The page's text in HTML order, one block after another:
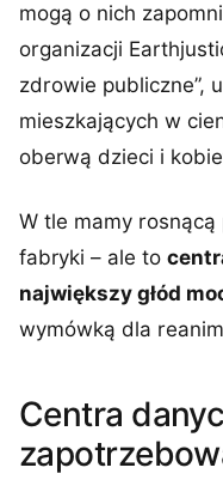
mogą o nich
organizacji
zdrowie publiczne”,
mieszkających w
oberwą dzieci i
W tle mamy
fabryki – ale to
największy głód
wymówką dla
Centra